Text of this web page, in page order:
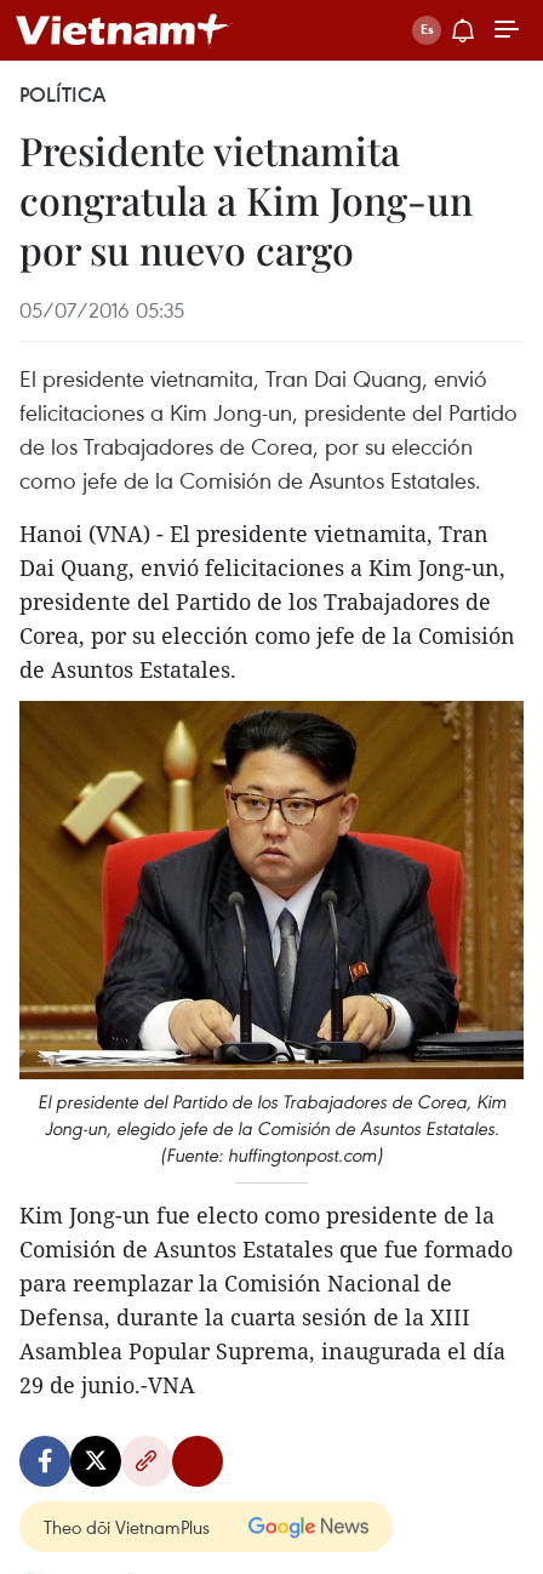
POLÍTICA
Presidente vietnamita
congratula a Kim Jong-un
por su nuevo cargo
05/07/2016 05:35
El presidente vietnamita, Tran Dai Quang, envió
felicitaciones a Kim Jong-un, presidente del Partido
de los Trabajadores de Corea, por su elección
como jefe de la Comisión de Asuntos Estatales.
Hanoi (VNA) - El presidente vietnamita, Tran
Dai Quang, envió felicitaciones a Kim Jong-un,
presidente del Partido de los Trabajadores de
Corea, por su elección como jefe de la Comisión
de Asuntos Estatales.
El presidente del Partido de los Trabajadores de Corea, Kim
Jong-un, elegido jefe de la Comisión de Asuntos Estatales.
(Fuente: huffingtonpost.com)
Kim Jong-un fue electo como presidente de la
Comisión de Asuntos Estatales que fue formado
para reemplazar la Comisión Nacional de
Defensa, durante la cuarta sesión de la XIII
Asamblea Popular Suprema, inaugurada el día
29 de junio.-VNA
Theo dõi VietnamPlus